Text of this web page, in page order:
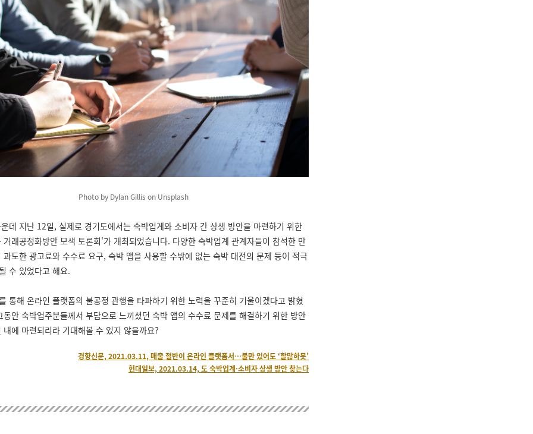
Photo by Dylan Gillis on Unsplash
데 지난 12일, 실제로 경기도에서는 숙박업계와 소비자 간 상생 방안을 마련하기 위한
거래공정화방안 모색 토론회'가 개최되었습니다. 다양한 숙박업계 관계자들이 참석한 만
과도한 광고료와 수수료 요구, 숙박 앱을 사용할 수밖에 없는 숙박 대전의 문제 등이 적극
수 있었다고 해요.
통해 온라인 플랫폼의 불공정 관행을 타파하기 위한 노력을 꾸준히 기울이겠다고 밝혔
동안 숙박업주분들께서 부담으로 느끼셨던 숙박 앱의 수수료 문제를 해결하기 위한 방안
내에 마련되리라 기대해볼 수 있지 않을까요?
경향신문, 2021.03.11, 매출 절반이 온라인 플랫폼서…불만 있어도 ‘할많하못’
현대일보, 2021.03.14, 도 숙박업계·소비자 상생 방안 찾는다